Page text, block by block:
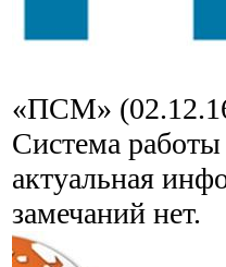
«ПСМ»
Система
актуальная
замечаний нет.